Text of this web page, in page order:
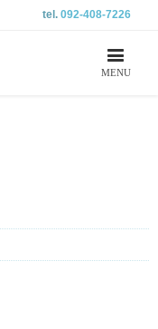
tel. 092-408-7226